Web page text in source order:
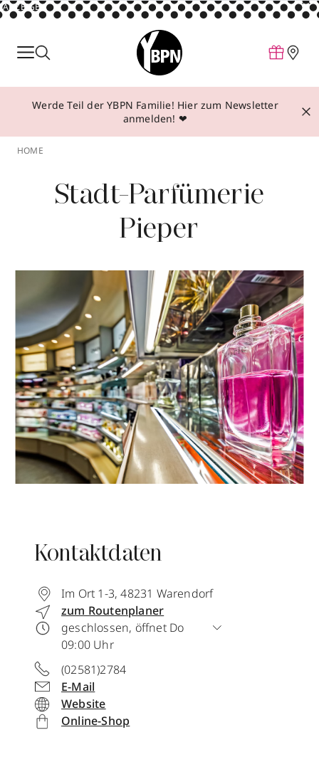
ANZEIGE
Parfum
Make-up
Behandlungen
Über YBPN
Werde Teil der YBPN Familie! Hier zum Newsletter
anmelden! ❤
HOME
Stadt-Parfümerie
Pieper
Kontaktdaten
Im Ort 1-3,48231 Warendorf
zum Routenplaner
geschlossen, öffnet Do
09:00 Uhr
(02581)2784
E-Mail
Website
Online-Shop